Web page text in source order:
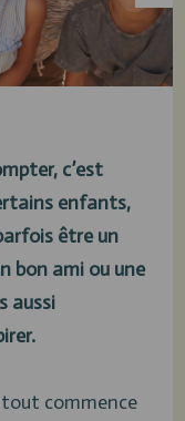
c’est
enfants,
être un
bon ami ou une
aussi
commence